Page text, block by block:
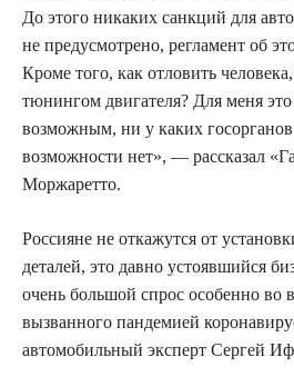
До этого никаких санкций для
не предусмотрено, регламент об
Кроме того, как отловить
тюнингом двигателя? Для меня это
возможным, ни у каких госорганов
возможности нет», — рассказал
Моржаретто.
Россияне не откажутся от
деталей, это давно устоявшийся
очень большой спрос особенно во
вызванного пандемией
автомобильный эксперт Сергей